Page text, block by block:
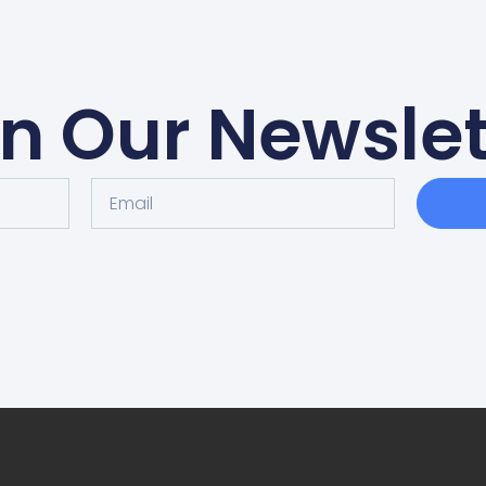
Our